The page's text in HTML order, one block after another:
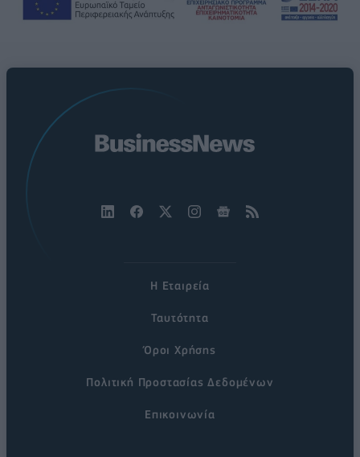
Η Εταιρεία
Ταυτότητα
Όροι Χρήσης
Πολιτική Προστασίας Δεδομένων
Επικοινωνία